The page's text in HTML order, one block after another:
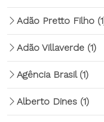
Adão Pretto Filho
Adão Villaverde (1)
Agência Brasil (1)
Alberto Dines (1)